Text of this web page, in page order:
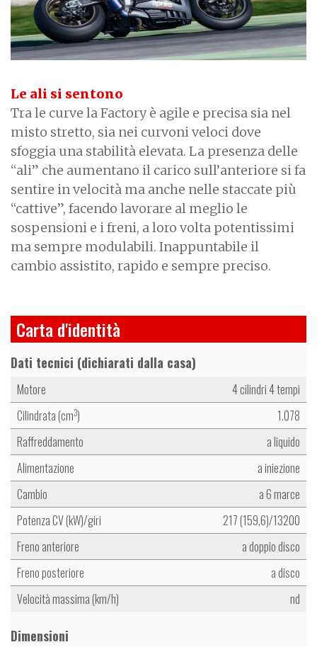
Le ali si sentono
Tra le curve la Factory è agile e precisa sia nel
misto stretto, sia nei curvoni veloci dove
sfoggia una stabilità elevata. La presenza delle
“ali” che aumentano il carico sull’anteriore si fa
sentire in velocità ma anche nelle staccate più
“cattive”, facendo lavorare al meglio le
sospensioni e i freni, a loro volta potentissimi
ma sempre modulabili. Inappuntabile il
cambio assistito, rapido e sempre preciso.
Carta d'identità
Dati tecnici (dichiarati dalla casa)
Motore
4 cilindri 4 tempi
Cilindrata (cm3)
1.078
Raffreddamento
a liquido
Alimentazione
a iniezione
Cambio
a 6 marce
Potenza CV (kW)/giri
217 (159,6)/13200
Freno anteriore
a doppio disco
Freno posteriore
a disco
Velocità massima (km/h)
nd
Dimensioni